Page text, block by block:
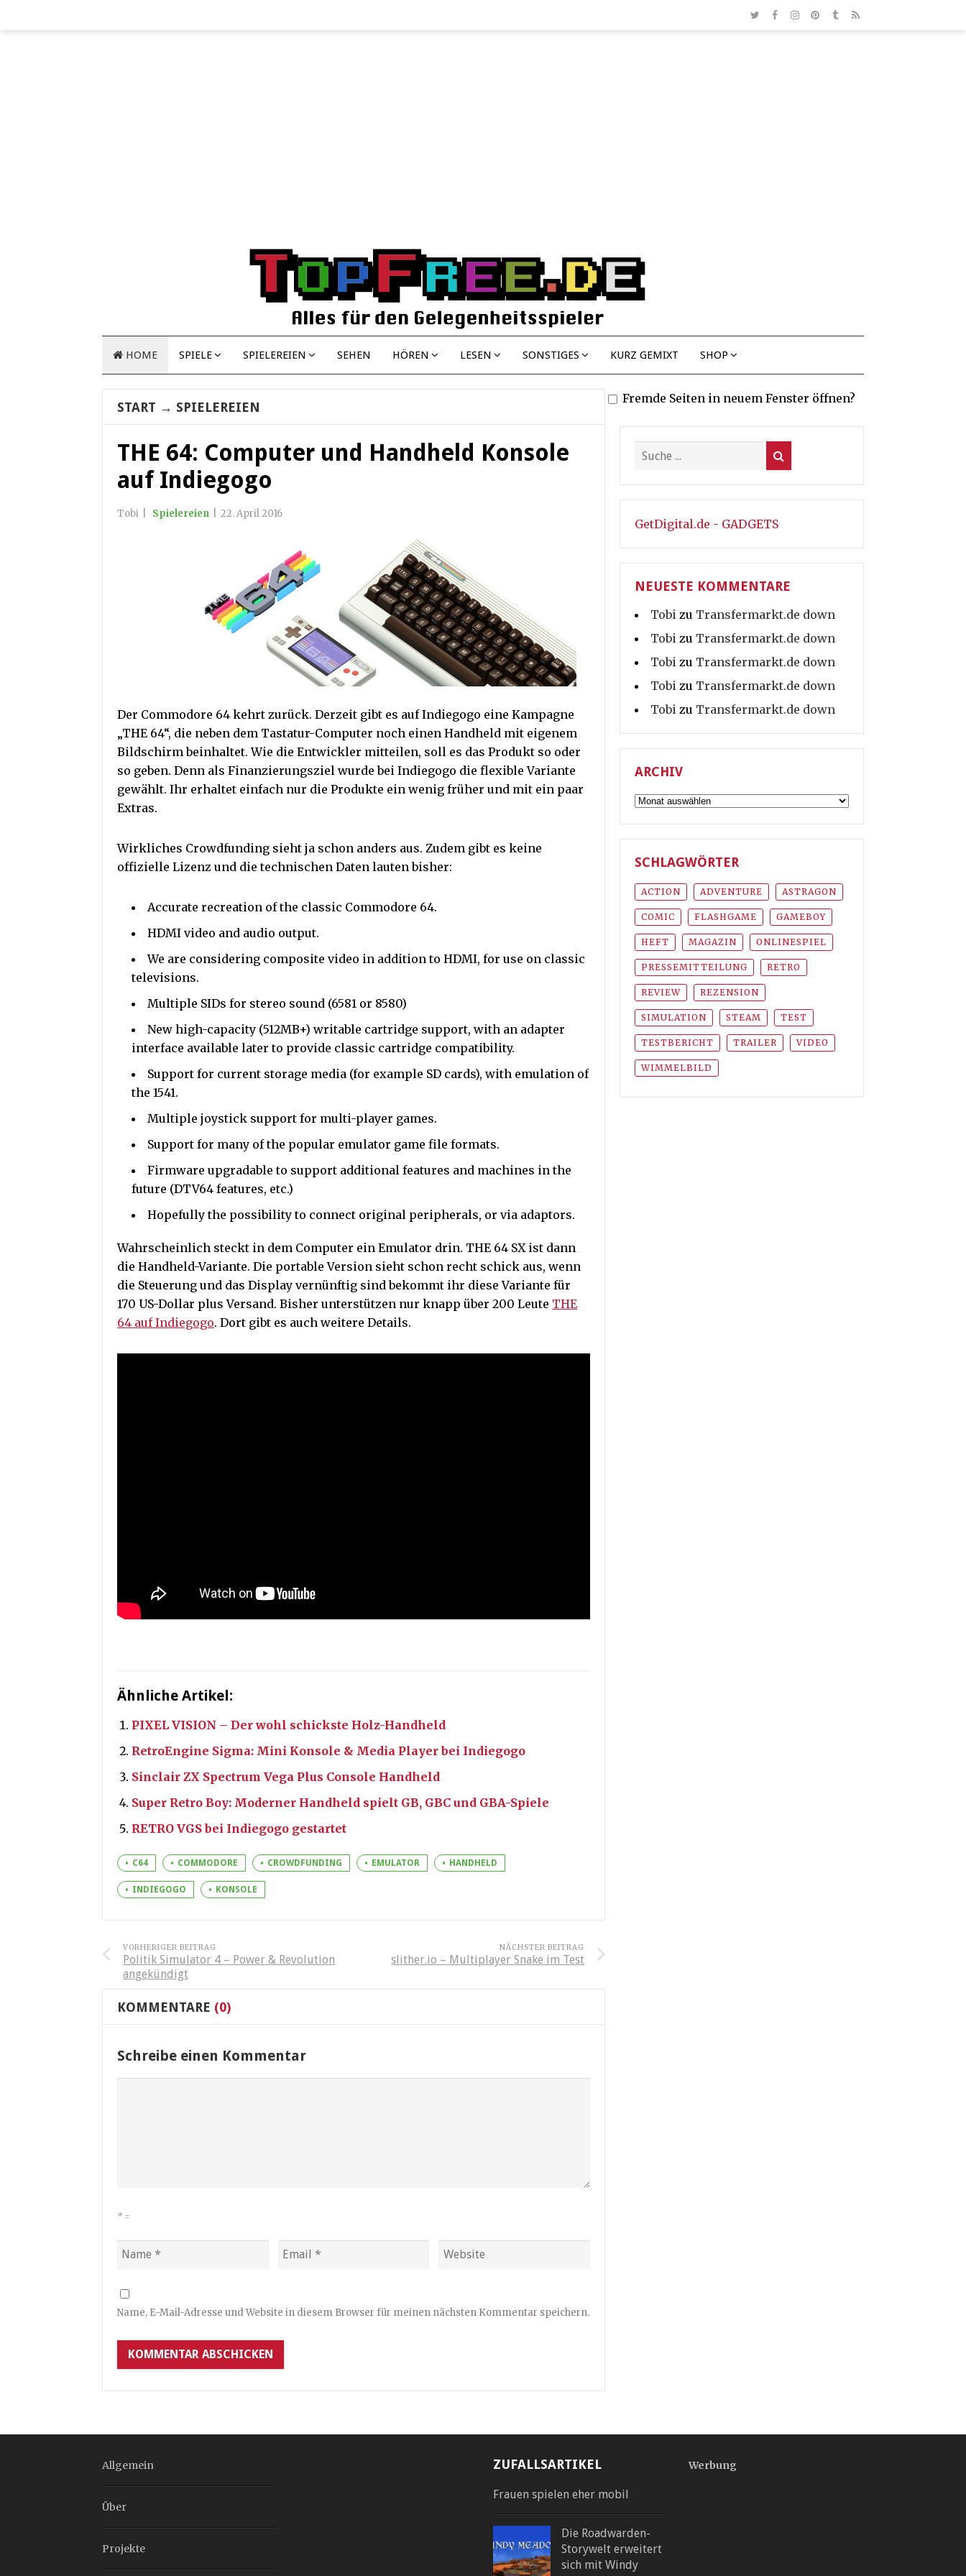
HOME SPIELE SPIELEREIEN SEHEN HÖREN LESEN SONSTIGES KURZ GEMIXT SHOP
START → SPIELEREIEN
THE 64: Computer und Handheld Konsole
auf Indiegogo
Tobi Spielereien 22. April 2016
Der Commodore 64 kehrt zurück. Derzeit gibt es auf Indiegogo eine Kampagne
„THE 64“, die neben dem Tastatur-Computer noch einen Handheld mit eigenem
Bildschirm beinhaltet. Wie die Entwickler mitteilen, soll es das Produkt so oder
so geben. Denn als Finanzierungsziel wurde bei Indiegogo die flexible Variante
gewählt. Ihr erhaltet einfach nur die Produkte ein wenig früher und mit ein paar
Extras.
Wirkliches Crowdfunding sieht ja schon anders aus. Zudem gibt es keine
offizielle Lizenz und die technischen Daten lauten bisher:
Accurate recreation of the classic Commodore 64.
HDMI video and audio output.
We are considering composite video in addition to HDMI, for use on classic
televisions.
Multiple SIDs for stereo sound (6581 or 8580)
New high-capacity (512MB+) writable cartridge support, with an adapter
interface available later to provide classic cartridge compatibility.
Support for current storage media (for example SD cards), with emulation of
the 1541.
Multiple joystick support for multi-player games.
Support for many of the popular emulator game file formats.
Firmware upgradable to support additional features and machines in the
future (DTV64 features, etc.)
Hopefully the possibility to connect original peripherals, or via adaptors.
Wahrscheinlich steckt in dem Computer ein Emulator drin. THE 64 SX ist dann
die Handheld-Variante. Die portable Version sieht schon recht schick aus, wenn
die Steuerung und das Display vernünftig sind bekommt ihr diese Variante für
170 US-Dollar plus Versand. Bisher unterstützen nur knapp über 200 Leute THE
64 auf Indiegogo. Dort gibt es auch weitere Details.
Ähnliche Artikel:
PIXEL VISION – Der wohl schickste Holz-Handheld
RetroEngine Sigma: Mini Konsole & Media Player bei Indiegogo
Sinclair ZX Spectrum Vega Plus Console Handheld
Super Retro Boy: Moderner Handheld spielt GB, GBC und GBA-Spiele
RETRO VGS bei Indiegogo gestartet
C64 COMMODORE CROWDFUNDING EMULATOR HANDHELD
INDIEGOGO KONSOLE
VORHERIGER BEITRAG
Politik Simulator 4 – Power & Revolution
angekündigt
NÄCHSTER BEITRAG
slither.io – Multiplayer Snake im Test
KOMMENTARE (0)
Schreibe einen Kommentar
* =
Name, E-Mail-Adresse und Website in diesem Browser für meinen nächsten Kommentar speichern.
Fremde Seiten in neuem Fenster öffnen?
GetDigital.de - GADGETS
NEUESTE KOMMENTARE
Tobi zu Transfermarkt.de down
Tobi zu Transfermarkt.de down
Tobi zu Transfermarkt.de down
Tobi zu Transfermarkt.de down
Tobi zu Transfermarkt.de down
ARCHIV
Archiv
SCHLAGWÖRTER
ACTION ADVENTURE ASTRAGON
COMIC FLASHGAME GAMEBOY
HEFT MAGAZIN ONLINESPIEL
PRESSEMITTEILUNG RETRO
REVIEW REZENSION
SIMULATION STEAM TEST
TESTBERICHT TRAILER VIDEO
WIMMELBILD
Allgemein
Über
Projekte
ZUFALLSARTIKEL
Frauen spielen eher mobil
Die Roadwarden-
Storywelt erweitert
sich mit Windy
Werbung